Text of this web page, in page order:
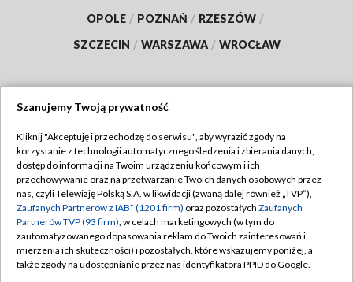
OPOLE / POZNAŃ / RZESZÓW /
SZCZECIN / WARSZAWA / WROCŁAW
TVP
Abonament TVP
Emisja w TVP
Centrum informacji TVP
Naziemna Telewizja Cyfrowa
Regulamin TVP
Polityka prywatności
Moje zgody
Pomoc
Szanujemy Twoją prywatność
Kliknij "Akceptuję i przechodzę do serwisu", aby wyrazić zgody na
korzystanie z technologii automatycznego śledzenia i zbierania danych,
dostęp do informacji na Twoim urządzeniu końcowym i ich
przechowywanie oraz na przetwarzanie Twoich danych osobowych przez
nas, czyli Telewizję Polską S.A. w likwidacji (zwaną dalej również „TVP”),
Zaufanych Partnerów z IAB* (1201 firm) oraz pozostałych Zaufanych
Partnerów TVP (93 firm), w celach marketingowych (w tym do
zautomatyzowanego dopasowania reklam do Twoich zainteresowań i
mierzenia ich skuteczności) i pozostałych, które wskazujemy poniżej, a
także zgody na udostępnianie przez nas identyfikatora PPID do Google.